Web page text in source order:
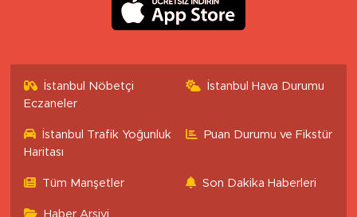
İstanbul Nöbetçi
Eczaneler
İstanbul Hava Durumu
İstanbul Trafik Yoğunluk
Haritası
Puan Durumu ve Fikstür
Tüm Manşetler Son Dakika Haberleri
Haber Arşivi